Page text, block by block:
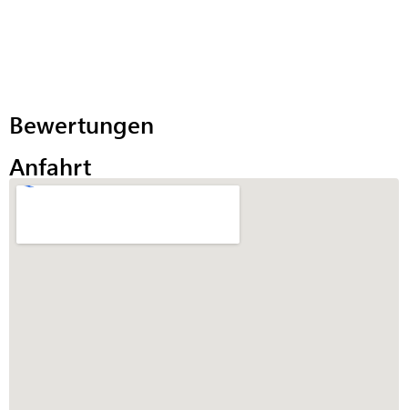
Bewertungen
Anfahrt